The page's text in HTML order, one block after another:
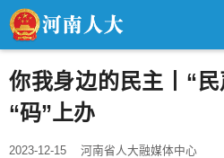
你我身边的民主丨“
“码”上办
2023-12-15 河南省人大融媒体中心